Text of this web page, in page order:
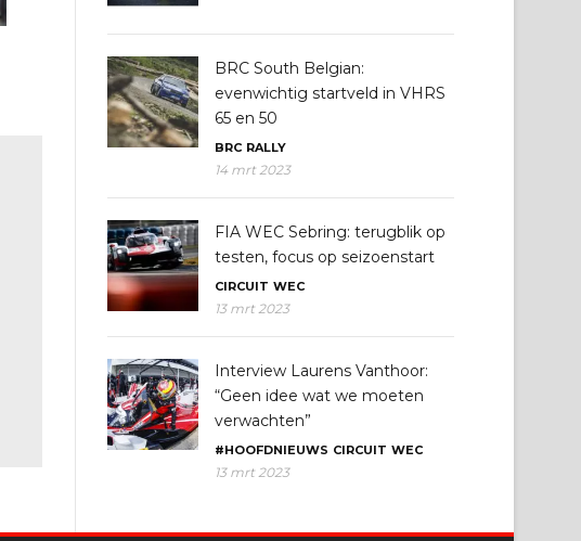
BRC South Belgian:
evenwichtig startveld in VHRS
65 en 50
BRC RALLY
14 mrt 2023
FIA WEC Sebring: terugblik op
testen, focus op seizoenstart
CIRCUIT WEC
13 mrt 2023
Interview Laurens Vanthoor:
“Geen idee wat we moeten
verwachten”
#HOOFDNIEUWS CIRCUIT WEC
13 mrt 2023